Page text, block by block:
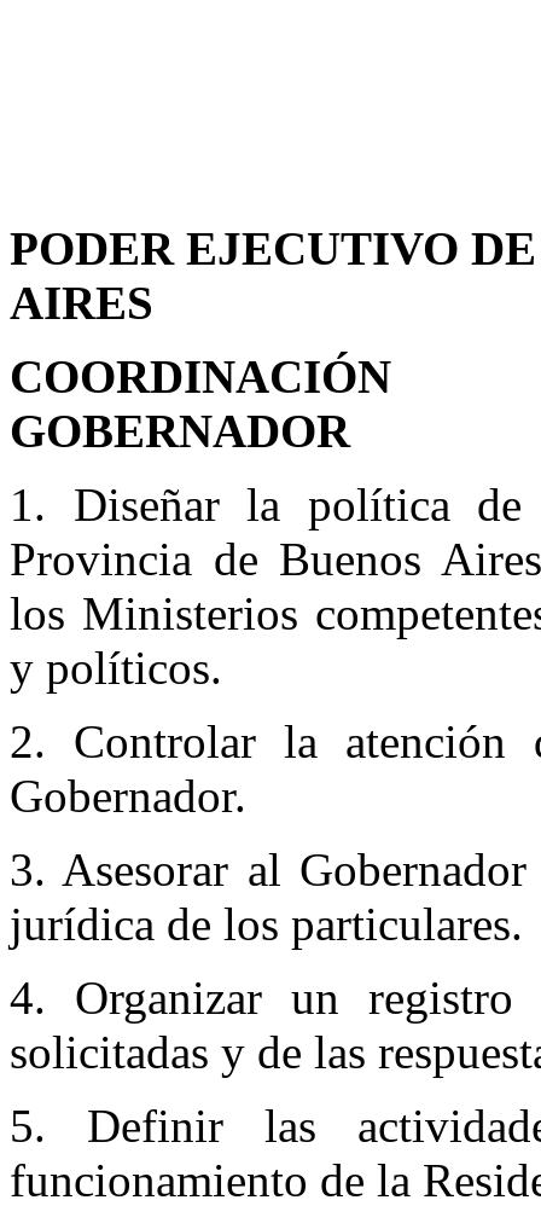
PODER EJECUTIVO
AIRES
GOBERNADOR
1. Diseñar la política de
Provincia de Buenos
los Ministerios
y políticos.
2. Controlar la atención
Gobernador.
3. Asesorar al
jurídica de los particulares.
4. Organizar un registro
solicitadas y de las
5. Definir las
funcionamiento de la